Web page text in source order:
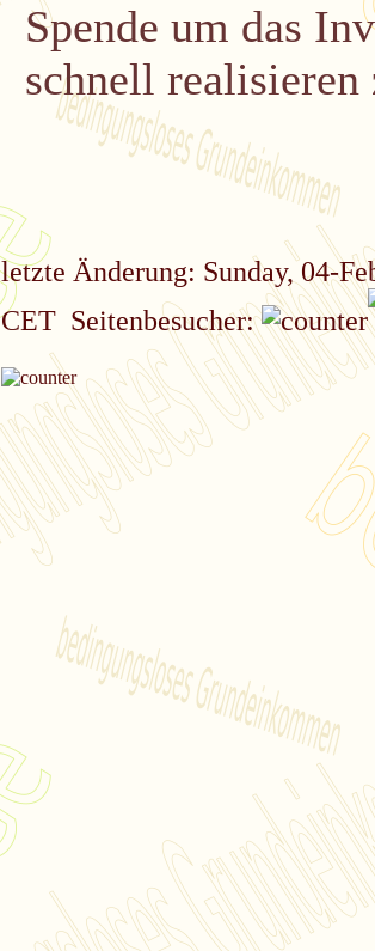
Spende um das
schnell realisieren
letzte Änderung: Sunday, 04-
CET Seitenbesucher: